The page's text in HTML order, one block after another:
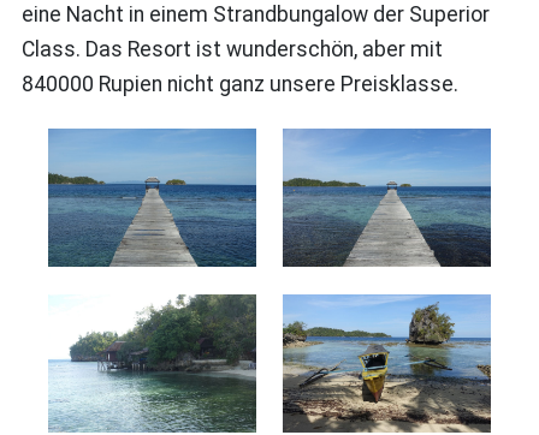
eine Nacht in einem Strandbungalow der Superior
Class. Das Resort ist wunderschön, aber mit
840000 Rupien nicht ganz unsere Preisklasse.